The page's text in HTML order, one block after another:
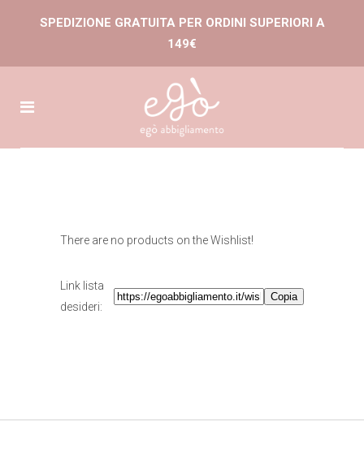
There are no products on the Wishlist!
Link lista
desideri:
Copia
SPEDIZIONE GRATUITA PER ORDINI SUPERIORI A
149€